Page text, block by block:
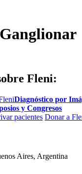
Fleni:
Diagnóstico por
y Congresos
pacientes Donar a
Aires, Argentina